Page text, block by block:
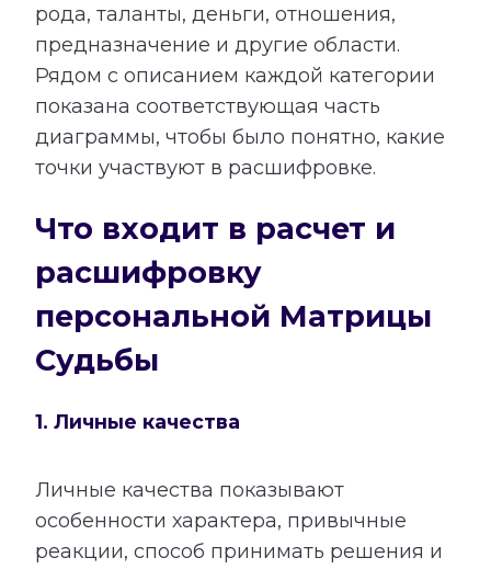
рода, таланты, деньги, отношения,
предназначение и другие области.
Рядом с описанием каждой категории
показана соответствующая часть
диаграммы, чтобы было понятно, какие
точки участвуют в расшифровке.
Что входит в расчет и
расшифровку
персональной Матрицы
Судьбы
1. Личные качества
Личные качества показывают
особенности характера, привычные
реакции, способ принимать решения и